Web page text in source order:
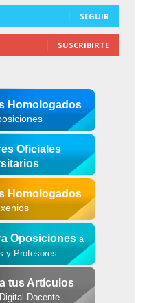
SEGUIR
SUSCRIBIRTE
Homologados
Oficiales
Homologados
Oposiciones a
y Profesores
tus Artículos
Docente